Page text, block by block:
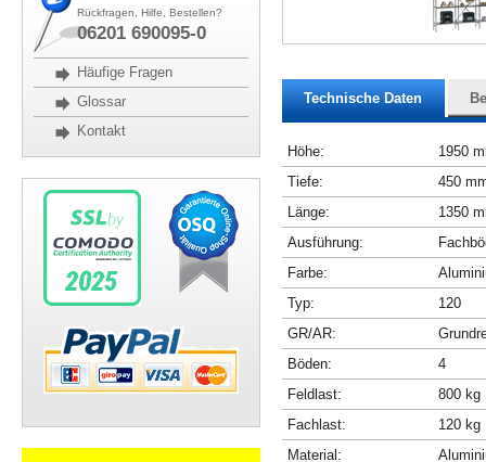
Rückfragen, Hilfe, Bestellen?
06201 690095-0
Häufige Fragen
Glossar
Kontakt
Technische Daten
Höhe:
1950
Tiefe:
450
Länge:
1350
Ausführung:
Farbe:
Typ:
120
GR/AR:
Böden:
4
Feldlast:
800 kg
Fachlast:
120 kg
Material: